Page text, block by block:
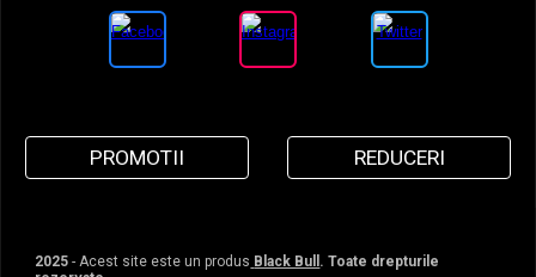
PROMOTII REDUCERI
2025 - Acest site este un produs Black Bull . Toate drepturile